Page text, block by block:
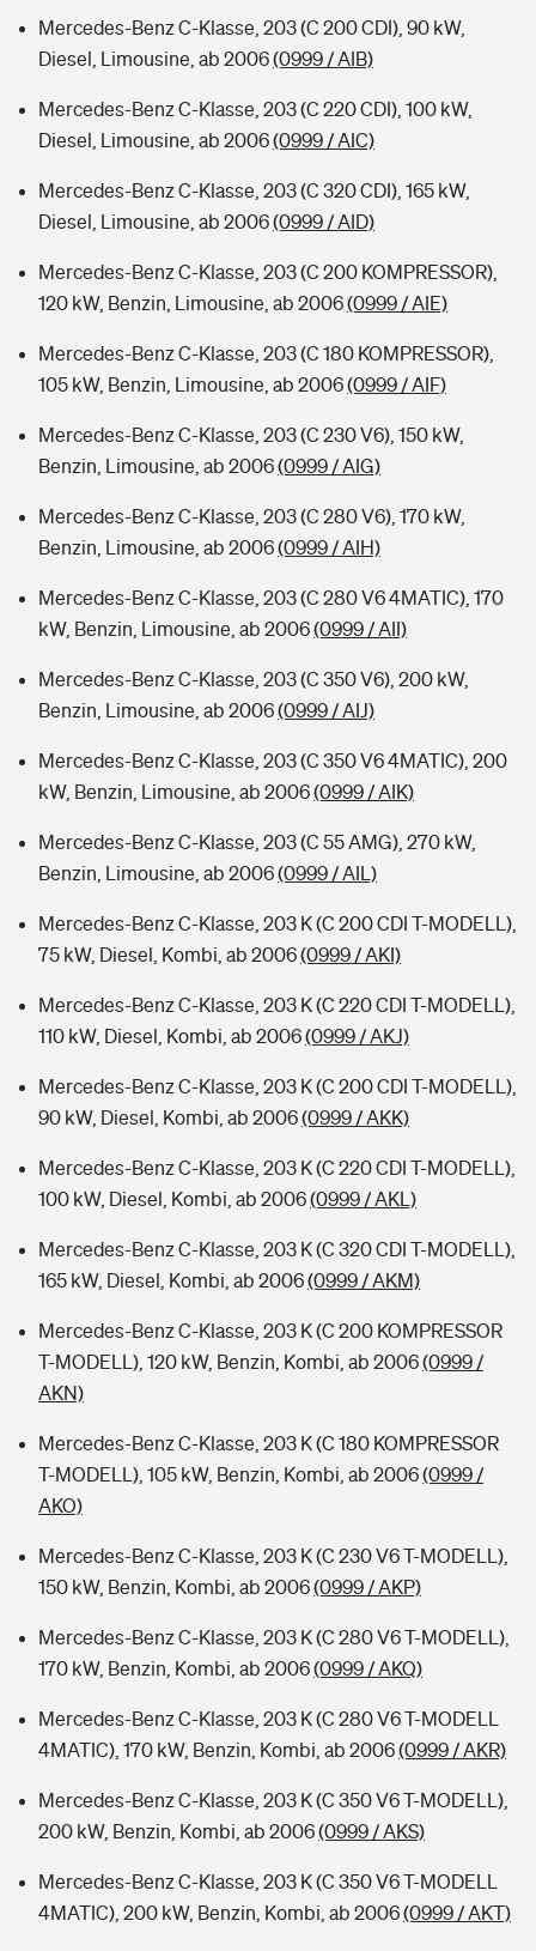
Mercedes-Benz C-Klasse, 203 (C 200 CDI), 90 kW,
Diesel, Limousine, ab 2006(0999 / AIB)
Mercedes-Benz C-Klasse, 203 (C 220 CDI), 100 kW,
Diesel, Limousine, ab 2006(0999 / AIC)
Mercedes-Benz C-Klasse, 203 (C 320 CDI), 165 kW,
Diesel, Limousine, ab 2006(0999 / AID)
Mercedes-Benz C-Klasse, 203 (C 200 KOMPRESSOR),
120 kW, Benzin, Limousine, ab 2006(0999 / AIE)
Mercedes-Benz C-Klasse, 203 (C 180 KOMPRESSOR),
105 kW, Benzin, Limousine, ab 2006(0999 / AIF)
Mercedes-Benz C-Klasse, 203 (C 230 V6), 150 kW,
Benzin, Limousine, ab 2006(0999 / AIG)
Mercedes-Benz C-Klasse, 203 (C 280 V6), 170 kW,
Benzin, Limousine, ab 2006(0999 / AIH)
Mercedes-Benz C-Klasse, 203 (C 280 V6 4MATIC), 170
kW, Benzin, Limousine, ab 2006(0999 / AII)
Mercedes-Benz C-Klasse, 203 (C 350 V6), 200 kW,
Benzin, Limousine, ab 2006(0999 / AIJ)
Mercedes-Benz C-Klasse, 203 (C 350 V6 4MATIC), 200
kW, Benzin, Limousine, ab 2006(0999 / AIK)
Mercedes-Benz C-Klasse, 203 (C 55 AMG), 270 kW,
Benzin, Limousine, ab 2006(0999 / AIL)
Mercedes-Benz C-Klasse, 203 K (C 200 CDI T-MODELL),
75 kW, Diesel, Kombi, ab 2006(0999 / AKI)
Mercedes-Benz C-Klasse, 203 K (C 220 CDI T-MODELL),
110 kW, Diesel, Kombi, ab 2006(0999 / AKJ)
Mercedes-Benz C-Klasse, 203 K (C 200 CDI T-MODELL),
90 kW, Diesel, Kombi, ab 2006(0999 / AKK)
Mercedes-Benz C-Klasse, 203 K (C 220 CDI T-MODELL),
100 kW, Diesel, Kombi, ab 2006(0999 / AKL)
Mercedes-Benz C-Klasse, 203 K (C 320 CDI T-MODELL),
165 kW, Diesel, Kombi, ab 2006(0999 / AKM)
Mercedes-Benz C-Klasse, 203 K (C 200 KOMPRESSOR
T-MODELL), 120 kW, Benzin, Kombi, ab 2006(0999 /
AKN)
Mercedes-Benz C-Klasse, 203 K (C 180 KOMPRESSOR
T-MODELL), 105 kW, Benzin, Kombi, ab 2006(0999 /
AKO)
Mercedes-Benz C-Klasse, 203 K (C 230 V6 T-MODELL),
150 kW, Benzin, Kombi, ab 2006(0999 / AKP)
Mercedes-Benz C-Klasse, 203 K (C 280 V6 T-MODELL),
170 kW, Benzin, Kombi, ab 2006(0999 / AKQ)
Mercedes-Benz C-Klasse, 203 K (C 280 V6 T-MODELL
4MATIC), 170 kW, Benzin, Kombi, ab 2006(0999 / AKR)
Mercedes-Benz C-Klasse, 203 K (C 350 V6 T-MODELL),
200 kW, Benzin, Kombi, ab 2006(0999 / AKS)
Mercedes-Benz C-Klasse, 203 K (C 350 V6 T-MODELL
4MATIC), 200 kW, Benzin, Kombi, ab 2006(0999 / AKT)